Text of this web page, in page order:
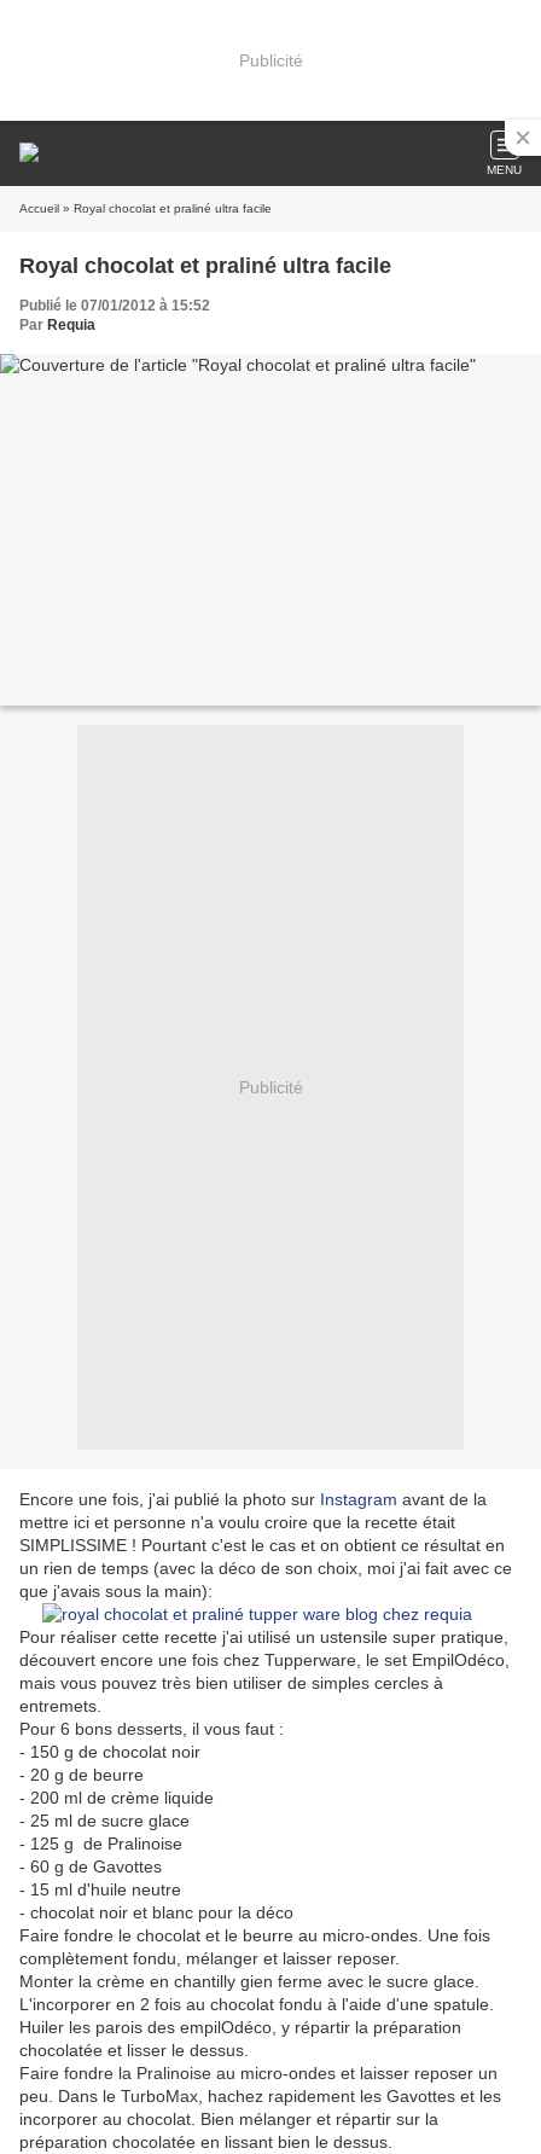
Publicité
MENU
Accueil » Royal chocolat et praliné ultra facile
Royal chocolat et praliné ultra facile
Publié le 07/01/2012 à 15:52
Par Requia
Publicité
Encore une fois, j'ai publié la photo sur Instagram avant de la
mettre ici et personne n'a voulu croire que la recette était
SIMPLISSIME ! Pourtant c'est le cas et on obtient ce résultat en
un rien de temps (avec la déco de son choix, moi j'ai fait avec ce
que j'avais sous la main):
Pour réaliser cette recette j'ai utilisé un ustensile super pratique,
découvert encore une fois chez Tupperware, le set EmpilOdéco,
mais vous pouvez très bien utiliser de simples cercles à
entremets.
Pour 6 bons desserts, il vous faut :
- 150 g de chocolat noir
- 20 g de beurre
- 200 ml de crème liquide
- 25 ml de sucre glace
- 125 g de Pralinoise
- 60 g de Gavottes
- 15 ml d'huile neutre
- chocolat noir et blanc pour la déco
Faire fondre le chocolat et le beurre au micro-ondes. Une fois
complètement fondu, mélanger et laisser reposer.
Monter la crème en chantilly gien ferme avec le sucre glace.
L'incorporer en 2 fois au chocolat fondu à l'aide d'une spatule.
Huiler les parois des empilOdéco, y répartir la préparation
chocolatée et lisser le dessus.
Faire fondre la Pralinoise au micro-ondes et laisser reposer un
peu. Dans le TurboMax, hachez rapidement les Gavottes et les
incorporer au chocolat. Bien mélanger et répartir sur la
préparation chocolatée en lissant bien le dessus.